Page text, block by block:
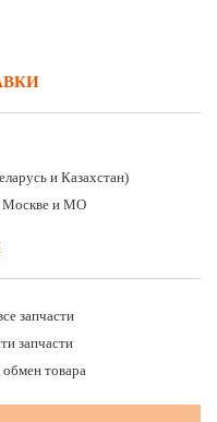
и Казахстан)
Москве и МО
запчасти
запчасти
товара